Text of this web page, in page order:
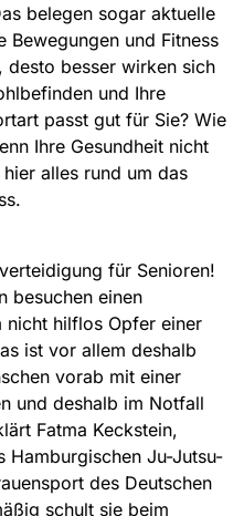
belegen sogar aktuelle
Bewegungen und Fitness
desto besser wirken sich
und Ihre
passt gut für Sie? Wie
Ihre Gesundheit nicht
alles rund um das
für Senioren!
besuchen einen
nicht hilflos Opfer einer
ist vor allem deshalb
vorab mit einer
und deshalb im Notfall
Fatma Keckstein,
Hamburgischen Ju-Jutsu-
des Deutschen
schult sie beim